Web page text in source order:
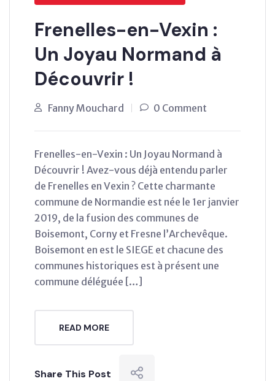
Frenelles-en-Vexin :
Un Joyau Normand à
Découvrir !
Fanny Mouchard 0 Comment
Frenelles-en-Vexin : Un Joyau Normand à
Découvrir ! Avez-vous déjà entendu parler
de Frenelles en Vexin ? Cette charmante
commune de Normandie est née le 1er janvier
2019, de la fusion des communes de
Boisemont, Corny et Fresne l’Archevêque.
Boisemont en est le SIEGE et chacune des
communes historiques est à présent une
commune déléguée […]
READ MORE
Share This Post